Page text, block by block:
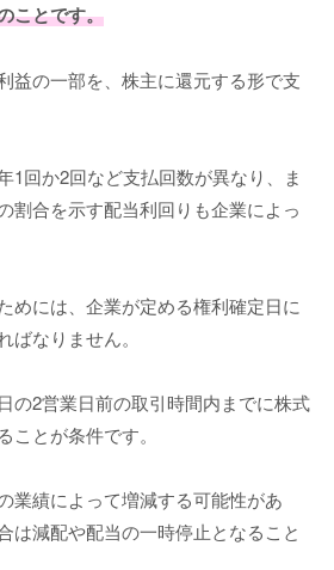
ことです。
益の一部を、株主に還元する形で支
1回か2回など支払回数が異なり、ま
割合を示す配当利回りも企業によっ
めには、企業が定める権利確定日に
ばなりません。
の2営業日前の取引時間内までに株式
ことが条件です。
業績によって増減する可能性があ
は減配や配当の一時停止となること